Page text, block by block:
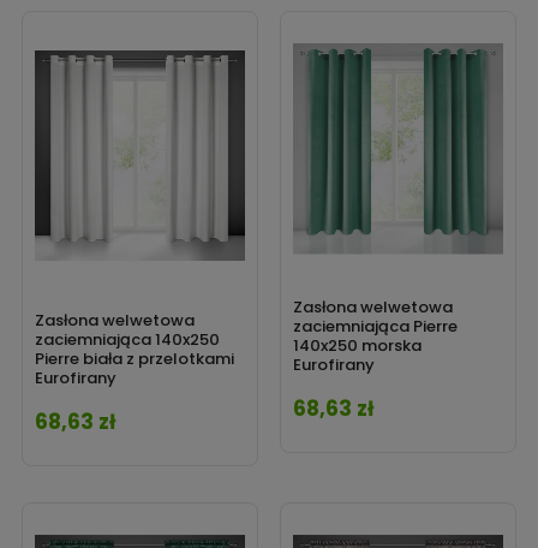
Zasłona welwetowa
zaciemniająca 140x250
Pierre biała z przelotkami
Eurofirany
Cena
68,63 zł
Zasłona welwetowa
zaciemniająca Pierre
140x250 morska
Eurofirany
Cena
68,63 zł